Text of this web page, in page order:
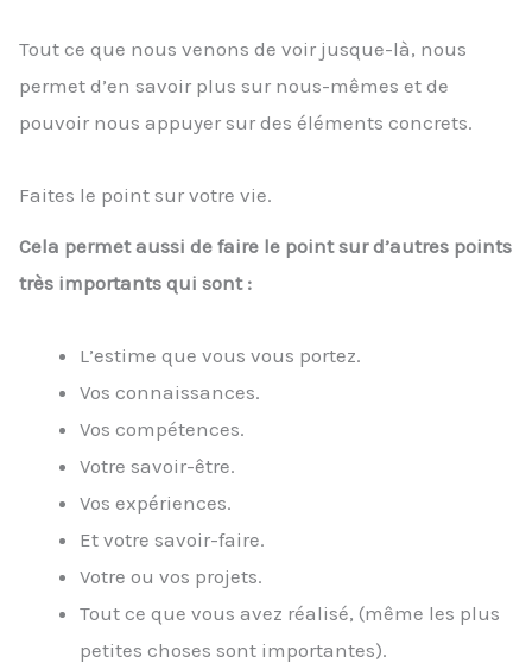
Tout ce que nous venons de voir jusque-là, nous
permet d’en savoir plus sur nous-mêmes et de
pouvoir nous appuyer sur des éléments concrets.
Faites le point sur votre vie.
Cela permet aussi de faire le point sur d’autres points
très importants qui sont :
L’estime que vous vous portez.
Vos connaissances.
Vos compétences.
Votre savoir-être.
Vos expériences.
Et votre savoir-faire.
Votre ou vos projets.
Tout ce que vous avez réalisé, (même les plus
petites choses sont importantes).